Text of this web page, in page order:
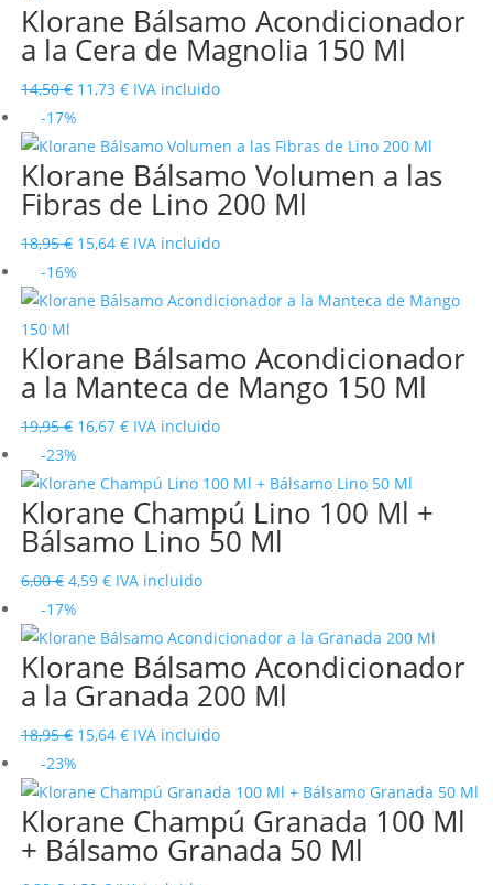
17,95 €.
14,65 €.
Klorane Bálsamo Acondicionador
a la Cera de Magnolia 150 Ml
14,50€ El
original
era:
14,50 €.
11,73 €El
actual
es:
11,73 €.
IVA incluido
-17%
Klorane Bálsamo Volumen a las
Fibras de Lino 200 Ml
18,95€ El
original
18,95 €.
15,64 €El
actual
15,64 €.
IVA incluido
-16%
Klorane Bálsamo Acondicionador
a la Manteca de Mango 150 Ml
19,95€ El
original
era:
19,95 €.
16,67 €El
actual
es:
16,67 €.
IVA incluido
-23%
Klorane Champú Lino 100 Ml +
Bálsamo Lino 50 Ml
6,00€ El
precio
original
era:
6,00 €.
4,59 €El
actual
es:
4,59 €.
IVA incluido
-17%
Klorane Bálsamo Acondicionador
a la Granada 200 Ml
18,95€ El
original
era:
18,95 €.
15,64 €El
actual
es:
15,64 €.
IVA incluido
-23%
Klorane Champú Granada 100 Ml
+ Bálsamo Granada 50 Ml